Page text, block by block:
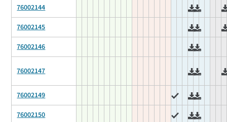
76002144
76002145
76002146
76002147
76002149
76002150